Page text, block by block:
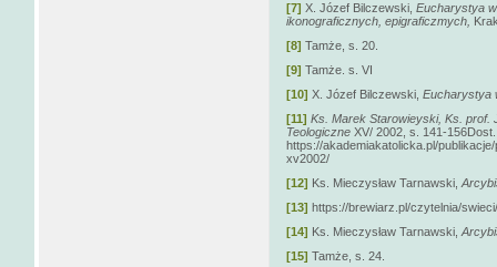
[7] X. Józef Bilczewski, Eucharystya
ikonograficznych, epigraficzmych,
[8] Tamże, s. 20.
[9] Tamże. s. VI
[10] X. Józef Bilczewski, Eucharystya
[11] Ks. Marek Starowieyski, Ks. prof.
Teologiczne XV/ 2002, s. 141-
https://akademiakatolicka.pl/
xv2002/
[12] Ks. Mieczysław Tarnawski,
[13] https://brewiarz.pl/czytelnia/
[14] Ks. Mieczysław Tarnawski,
[15] Tamże, s. 24.